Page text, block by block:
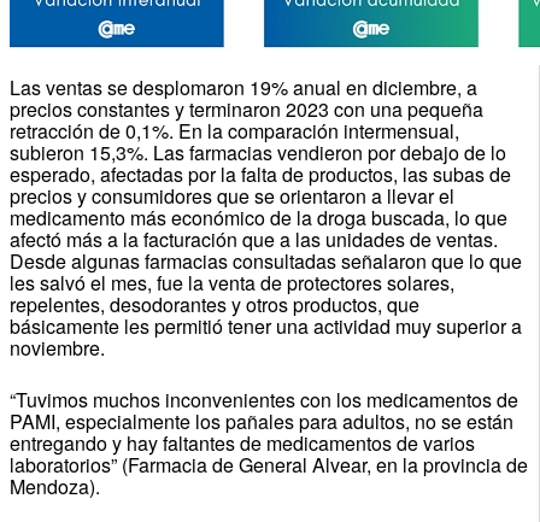
Las ventas se desplomaron 19% anual en diciembre, a
precios constantes y terminaron 2023 con una pequeña
retracción de 0,1%. En la comparación intermensual,
subieron 15,3%. Las farmacias vendieron por debajo de lo
esperado, afectadas por la falta de productos, las subas de
precios y consumidores que se orientaron a llevar el
medicamento más económico de la droga buscada, lo que
afectó más a la facturación que a las unidades de ventas.
Desde algunas farmacias consultadas señalaron que lo que
les salvó el mes, fue la venta de protectores solares,
repelentes, desodorantes y otros productos, que
básicamente les permitió tener una actividad muy superior a
noviembre.
“Tuvimos muchos inconvenientes con los medicamentos de
PAMI, especialmente los pañales para adultos, no se están
entregando y hay faltantes de medicamentos de varios
laboratorios” (Farmacia de General Alvear, en la provincia de
Mendoza).